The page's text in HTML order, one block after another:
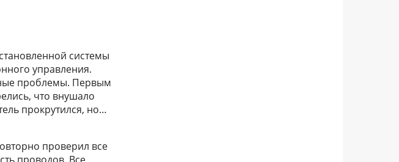
системы
управления.
проблемы. Первым
что внушало
прокрутился, но…
проверил все